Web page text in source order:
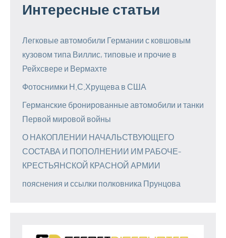
Интересные статьи
Легковые автомобили Германии с ковшовым
кузовом типа Виллис, типовые и прочие в
Рейхсвере и Вермахте
Фотоснимки Н.С.Хрущева в США
Германские бронированные автомобили и танки
Первой мировой войны
О НАКОПЛЕНИИ НАЧАЛЬСТВУЮЩЕГО
СОСТАВА И ПОПОЛНЕНИИ ИМ РАБОЧЕ-
КРЕСТЬЯНСКОЙ КРАСНОЙ АРМИИ
пояснения и ссылки полковника Прунцова